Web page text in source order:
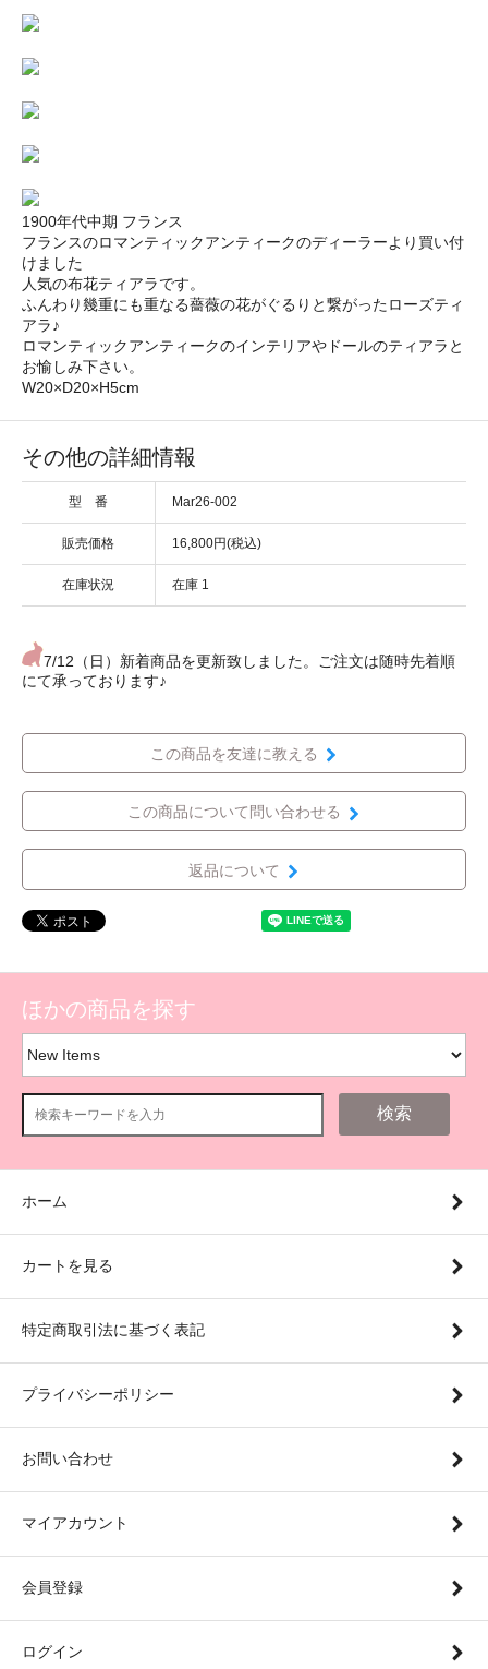
1900年代中期 フランス
フランスのロマンティックアンティークのディーラーより買い付
けました
人気の布花ティアラです。
ふんわり幾重にも重なる薔薇の花がぐるりと繋がったローズティ
アラ♪
ロマンティックアンティークのインテリアやドールのティアラと
お愉しみ下さい。
W20×D20×H5cm
その他の詳細情報
型 番 Mar26-002
販売価格 16,800円(税込)
在庫状況 在庫 1
7/12（日）新着商品を更新致しました。ご注文は随時先着順
にて承っております♪
この商品を友達に教える
この商品について問い合わせる
返品について
ほかの商品を探す
検索
ホーム
カートを見る
特定商取引法に基づく表記
プライバシーポリシー
お問い合わせ
マイアカウント
会員登録
ログイン